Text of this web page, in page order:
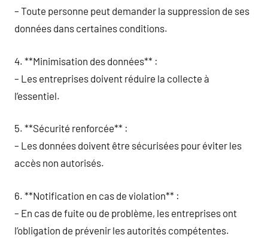
– Toute personne peut demander la suppression de ses
données dans certaines conditions.
4. **Minimisation des données** :
– Les entreprises doivent réduire la collecte à
l’essentiel.
5. **Sécurité renforcée** :
– Les données doivent être sécurisées pour éviter les
accès non autorisés.
6. **Notification en cas de violation** :
– En cas de fuite ou de problème, les entreprises ont
l’obligation de prévenir les autorités compétentes.